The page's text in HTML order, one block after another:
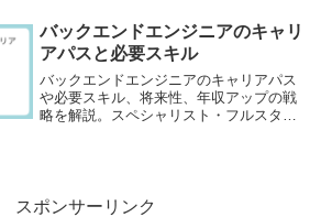
バックエンドエンジニアのキャリ
アパスと必要スキル
バックエンドエンジニアのキャリアパス
や必要スキル、将来性、年収アップの戦
略を解説。スペシャリスト・フルスタッ
スポンサーリンク